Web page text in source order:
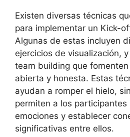
Existen diversas técnicas
para implementar un Kick-
Algunas de estas incluyen
ejercicios de visualización,
team building que
abierta y honesta. Estas
ayudan a romper el hielo,
permiten a los participantes
emociones y establecer
significativas entre ellos.